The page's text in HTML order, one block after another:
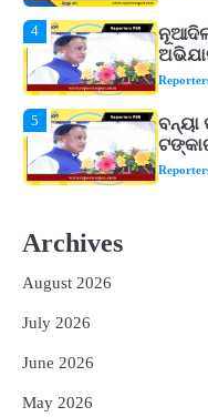
5
ବନ୍ୟା
1
୮୯କୁ
Archives
August 2026
July 2026
June 2026
May 2026